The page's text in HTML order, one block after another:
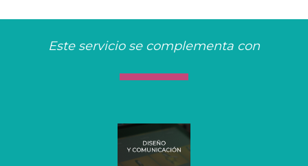
Este servicio se complementa con